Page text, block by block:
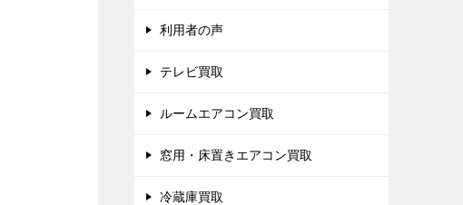
利用者の声
テレビ買取
ルームエアコン買取
窓用・床置きエアコン買取
冷蔵庫買取